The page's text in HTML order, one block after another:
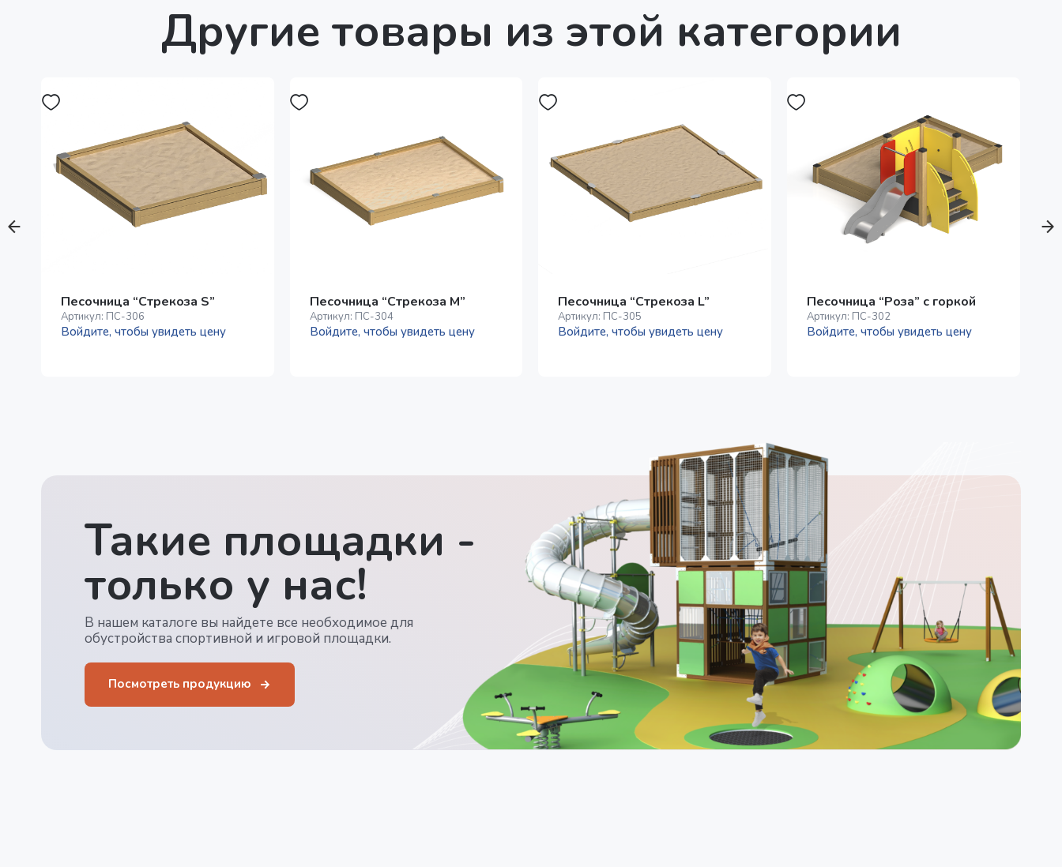
Другие товары из этой категории
Песочница “Стрекоза S”
Артикул: ПС-306
Войдите, чтобы увидеть цену
Песочница “Стрекоза M”
Артикул: ПС-304
Войдите, чтобы увидеть цену
Песочница “Стрекоза L”
Артикул: ПС-305
Войдите, чтобы увидеть цену
Песочница “Роза” с горкой
Артикул: ПС-302
Войдите, чтобы увидеть цену
Такие площадки -
только у нас!
В нашем каталоге вы найдете все необходимое для
обустройства спортивной и игровой площадки.
Посмотреть продукцию